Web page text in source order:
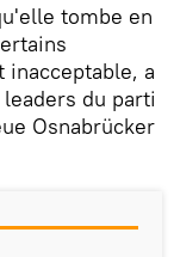
tombe en
inacceptable, a
du parti
Osnabrücker